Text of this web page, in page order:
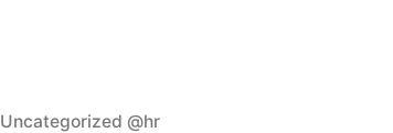
Objavljeno
Uncategorized @hr